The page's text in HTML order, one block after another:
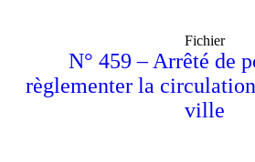
Fichier
N° 459 – Arrêté de
règlementer la
ville